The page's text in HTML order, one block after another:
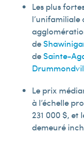
Les plus
l’unifamiliale
de
de Sainte-
Le prix
à l’échelle
231 000 $, et
demeuré